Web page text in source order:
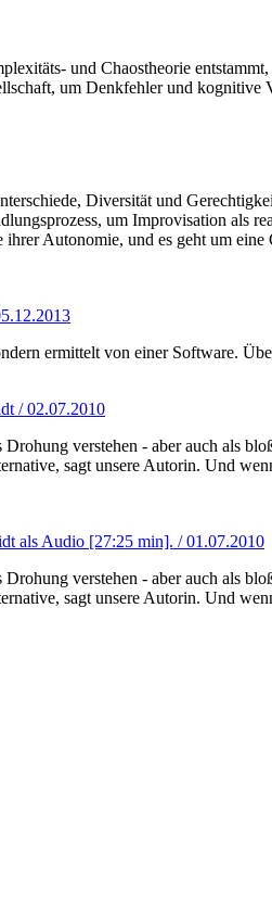
und Chaostheorie
um Denkfehler und
Diversität und
um Improvisation als
Autonomie, und es geht um
ermittelt von einer Software.
/ 02.07.2010
verstehen - aber auch als
sagt unsere Autorin. Und
als Audio [27:25 min]. / 01.07.2010
verstehen - aber auch als
sagt unsere Autorin. Und